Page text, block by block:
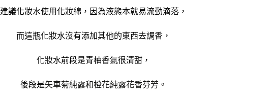
建議化妝水使用化妝綿，因為液態本就易流動滴落，
而這瓶化妝水沒有添加其他的東西去調香，
化妝水前段是青柚香氣很清甜，
後段是矢車菊純露和橙花純露花香芬芳。